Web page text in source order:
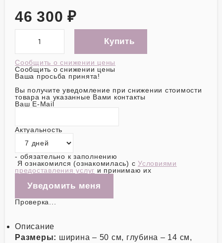
46 300₽
Купить
Сообщить о снижении цены
Сообщить о снижении цены
Ваша просьба принята!
Вы получите уведомление при снижении стоимости
товара на указанные Вами контакты
Ваш E-Mail
Актуальность
- обязательно к заполнению
Я ознакомился (ознакомилась) с Условиями
предоставления услуг и принимаю их
Проверка...
Описание
Размеры: ширина – 50 см, глубина – 14 см,